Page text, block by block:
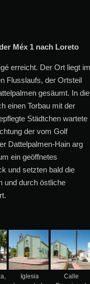
Méx 1 nach Loreto
erreicht. Der Ort liegt
Flusslaufs, der Ortsteil
gesäumt. In
einen Torbau mit der
Städtchen wartete
der vom Golf
Dattelpalmen-Hain arg
ein geöffnetes
und setzten bald die
und durch östliche
Iglesia
Calle